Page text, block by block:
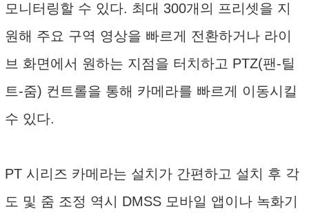
모니터링할 수 있다. 최대 300개의 프리셋을 지
원해 주요 구역 영상을 빠르게 전환하거나 라이
브 화면에서 원하는 지점을 터치하고 PTZ(팬-틸
트-줌) 컨트롤을 통해 카메라를 빠르게 이동시킬
수 있다.
PT 시리즈 카메라는 설치가 간편하고 설치 후 각
도 및 줌 조정 역시 DMSS 모바일 앱이나 녹화기